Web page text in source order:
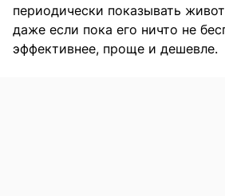
периодически показывать
даже если пока его ничто не
эффективнее, проще и дешевле.